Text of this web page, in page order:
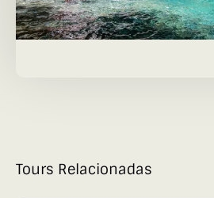
Tours Relacionadas